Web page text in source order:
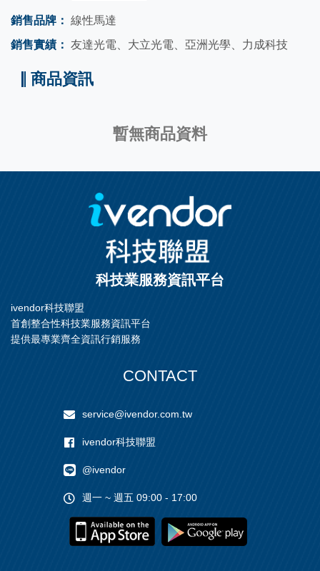
銷售品牌： 線性馬達
銷售實績： 友達光電、大立光電、亞洲光學、力成科技
商品資訊
暫無商品資料
科技業服務資訊平台
ivendor科技聯盟
首創整合性科技業服務資訊平台
提供最專業齊全資訊行銷服務
CONTACT
service@ivendor.com.tw
ivendor科技聯盟
@ivendor
週一 ~ 週五 09:00 - 17:00